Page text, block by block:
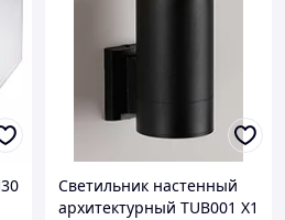
Светильник настенный
архитектурный TUB001 X1